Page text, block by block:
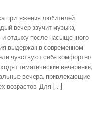
притяжения любителей
вечер звучит музыка,
отдыху после насыщенного
выдержан в современном
чувствуют себя комфортно
тематические вечеринки,
вечера, привлекающие
возрастов. Для […]